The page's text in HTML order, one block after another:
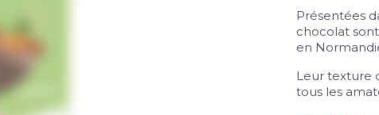
Présentées
chocolat
en
Leur texture
tous les